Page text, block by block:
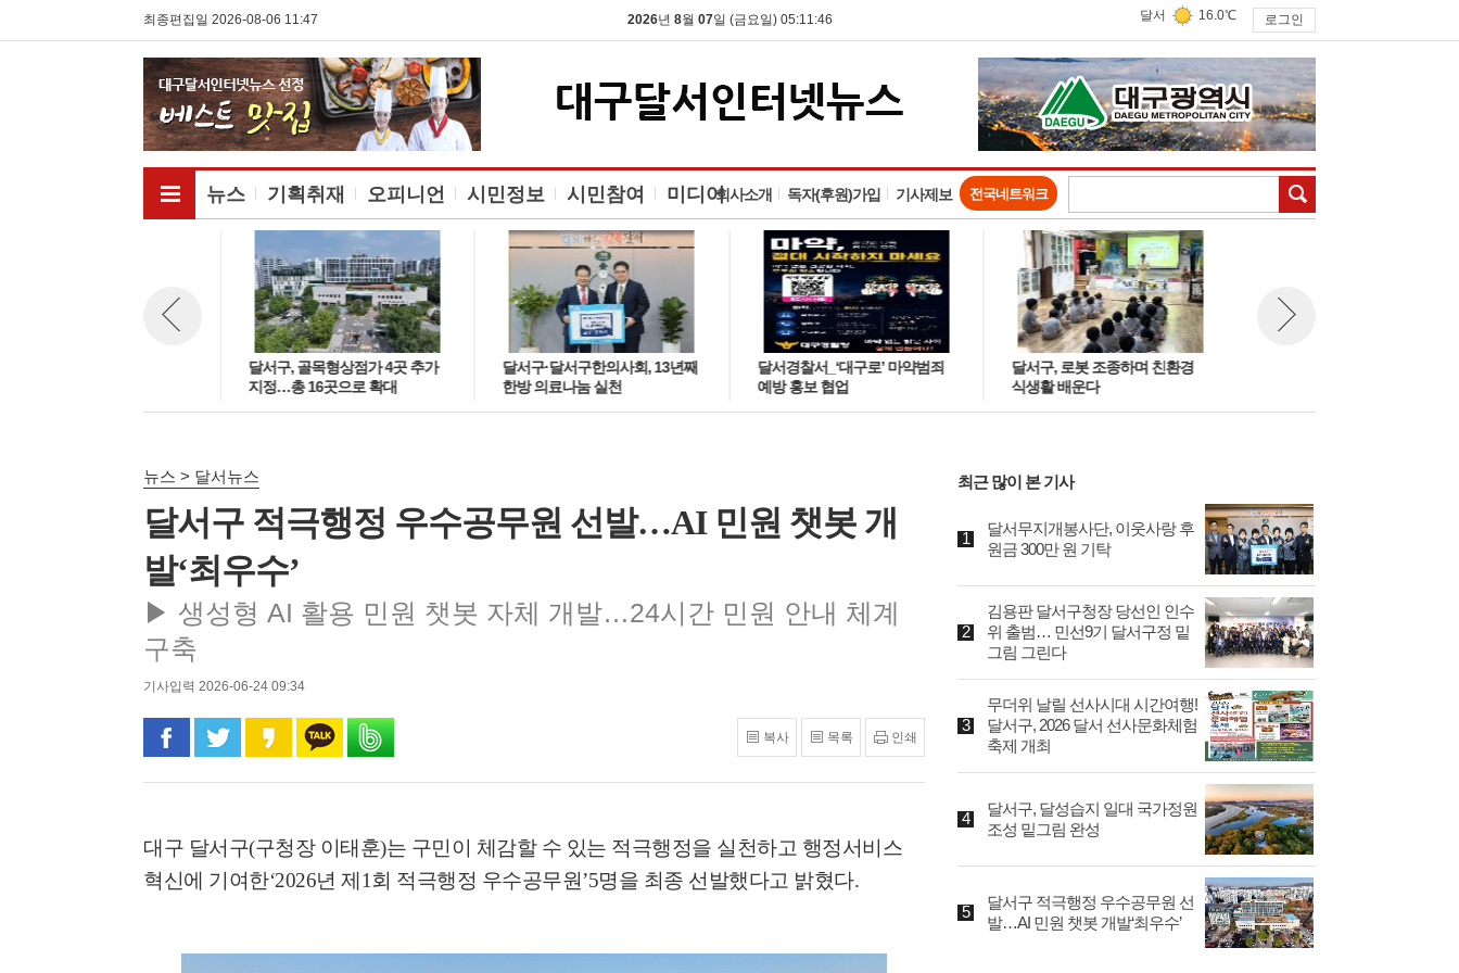
최종편집일 2026-08-06 11:47 2026년 8월 07일 (금요일) 05:11:47 달서 16.0℃ 로그인
뉴스 기획취재 오피니언 시민정보 시민참여 미디어회사소개 독자(후원)가입 기사제보 전국네트워크
전체메뉴보기
달서구, 골목형상점가 4곳 추가
지정…총 16곳으로 확대
달서구·달서구한의사회, 13년째
한방 의료나눔 실천
달서경찰서_‘대구로’ 마약범죄
예방 홍보 협업
달서구, 로봇 조종하며 친환경
식생활 배운다
뉴스 > 달서뉴스
달서구 적극행정 우수공무원 선발…AI 민원 챗봇 개
발‘최우수’
▶ 생성형 AI 활용 민원 챗봇 자체 개발…24시간 민원 안내 체계
구축
기사입력 2026-06-24 09:34
페이스북으로 공유
트위터로 공유카카오 스토리로 공유
카카오톡으로 공유
복사 목록 인쇄
대구 달서구(구청장 이태훈)는 구민이 체감할 수 있는 적극행정을 실천하고 행정서비스
혁신에 기여한‘2026년 제 1회 적극행정 우수공무원’5명을 최종 선발했다고 밝혔다.
최근 많이 본 기사
달서무지개봉사단, 이웃사랑 후
원금 300만 원 기탁
김용판 달서구청장 당선인 인수
위 출범… 민선9기 달서구정 밑
그림 그린다
무더위 날릴 선사시대 시간여행!
달서구, 2026 달서 선사문화체험
축제 개최
달서구, 달성습지 일대 국가정원
조성 밑그림 완성
달서구 적극행정 우수공무원 선
발…AI 민원 챗봇 개발‘최우수’